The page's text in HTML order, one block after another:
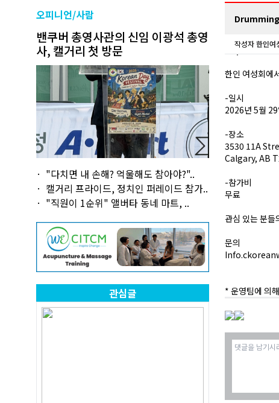
오피니언/사람
밴쿠버 총영사관의 신임 이광석 총영
사, 캘거리 첫 방문
"다치면 내 손해? 억울해도 참아야?"..
캘거리 프라이드, 정치인 퍼레이드 참가..
"직원이 1순위" 앨버타 동네 마트, ..
관심글
작성자한인여
한인 여성회에
-일시
2026년 5월
-장소
3530 11A
Calgary, AB
-참가비
무료
관심 있는 분들
문의
* 운영팀에 의